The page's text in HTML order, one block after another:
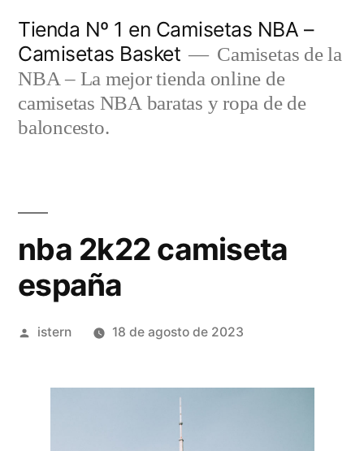
contenido
Tienda Nº 1 en Camisetas NBA –
Camisetas Basket
Camisetas de la
NBA – La mejor tienda online de
camisetas NBA baratas y ropa de de
baloncesto.
nba 2k22 camiseta
españa
Publicado
istern 18 de agosto de 2023